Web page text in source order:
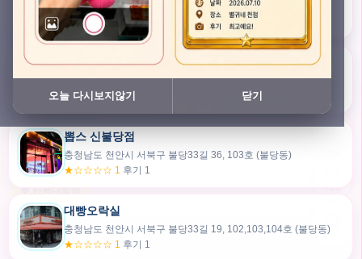
충청남도 천안시 서북구 불당33길 47, 106호 (불당동)
★☆☆☆☆ 1 후기 1
쿠보 신불당점
충청남도 천안시 서북구 불당33길 35, 105호 (불당동)
★★★☆☆ 2.5후기 2
뽑스 신불당점
충청남도 천안시 서북구 불당33길 36, 103호 (불당동)
★☆☆☆☆ 1 후기 1
대빵오락실
충청남도 천안시 서북구 불당33길 19, 102,103,104호 (불당동)
★☆☆☆☆ 1 후기 1
30m
내위치
💬 카톡대화방
오늘 다시보지않기 닫기